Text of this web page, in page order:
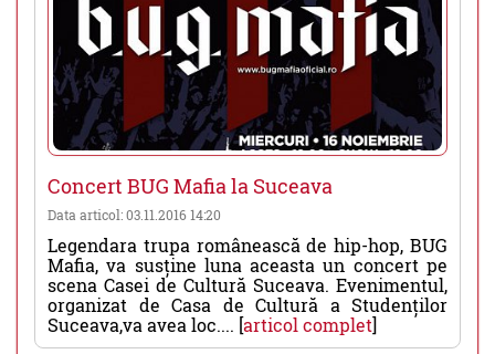
Concert BUG Mafia la Suceava
Data articol: 03.11.2016 14:20
Legendara trupa românească de hip-hop, BUG
Mafia, va susține luna aceasta un concert pe
scena Casei de Cultură Suceava. Evenimentul,
organizat de Casa de Cultură a Studenților
Suceava,va avea loc.... [articol complet]